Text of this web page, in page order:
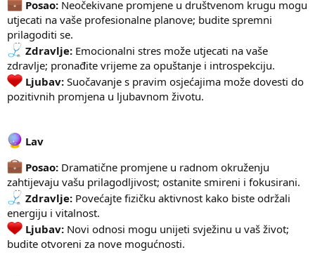
Posao: Neočekivane promjene u društvenom krugu mogu
utjecati na vaše profesionalne planove; budite spremni
prilagoditi se.
Zdravlje: Emocionalni stres može utjecati na vaše
zdravlje; pronađite vrijeme za opuštanje i introspekciju.
Ljubav: Suočavanje s pravim osjećajima može dovesti do
pozitivnih promjena u ljubavnom životu.
Lav
Posao: Dramatične promjene u radnom okruženju
zahtijevaju vašu prilagodljivost; ostanite smireni i fokusirani.
Zdravlje: Povećajte fizičku aktivnost kako biste održali
energiju i vitalnost.
Ljubav: Novi odnosi mogu unijeti svježinu u vaš život;
budite otvoreni za nove mogućnosti.